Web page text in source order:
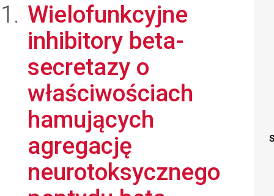
Wielofunkcyjne
inhibitory beta-
secretazy o
właściwościach
hamujących
agregację
neurotoksycznego